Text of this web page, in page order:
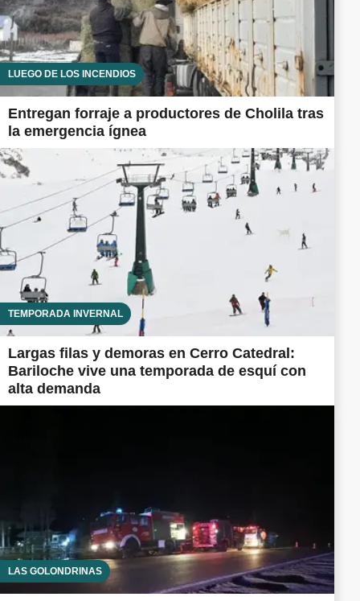
LUEGO DE LOS INCENDIOS
Entregan forraje a productores de Cholila tras
la emergencia ígnea
TEMPORADA INVERNAL
Largas filas y demoras en Cerro Catedral:
Bariloche vive una temporada de esquí con
alta demanda
LAS GOLONDRINAS